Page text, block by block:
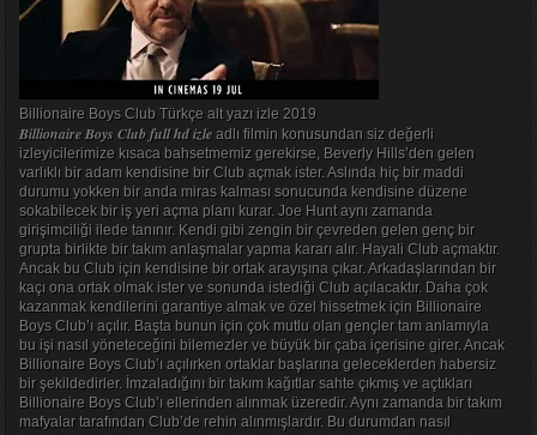
Billionaire Boys Club Türkçe alt yazı izle 2019
Billionaire Boys Club full hd izleadlı filmin konusundan siz değerli
izleyicilerimize kısaca bahsetmemiz gerekirse, Beverly Hills’den gelen
varlıklı bir adam kendisine bir Club açmak ister. Aslında hiç bir maddi
durumu yokken bir anda miras kalması sonucunda kendisine düzene
sokabilecek bir iş yeri açma planı kurar. Joe Hunt aynı zamanda
girişimciliği ilede tanınır. Kendi gibi zengin bir çevreden gelen genç bir
grupta birlikte bir takım anlaşmalar yapma kararı alır. Hayali Club açmaktır.
Ancak bu Club için kendisine bir ortak arayışına çıkar. Arkadaşlarından bir
kaçı ona ortak olmak ister ve sonunda istediği Club açılacaktır. Daha çok
kazanmak kendilerini garantiye almak ve özel hissetmek için Billionaire
Boys Club’ı açılır. Başta bunun için çok mutlu olan gençler tam anlamıyla
bu işi nasıl yöneteceğini bilemezler ve büyük bir çaba içerisine girer. Ancak
Billionaire Boys Club’ı açılırken ortaklar başlarına geleceklerden habersiz
bir şekildedirler. İmzaladığını bir takım kağıtlar sahte çıkmış ve açtıkları
Billionaire Boys Club’ı ellerinden alınmak üzeredir. Aynı zamanda bir takım
mafyalar tarafından Club’de rehin alınmışlardır. Bu durumdan nasıl